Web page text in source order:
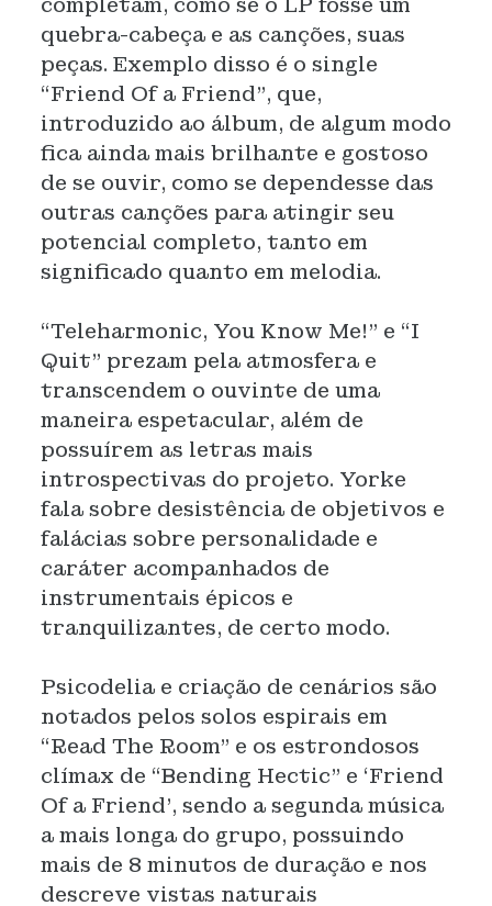
quebra-cabeça e as canções, suas
peças. Exemplo disso é o single
“Friend Of a Friend”, que,
introduzido ao álbum, de algum modo
fica ainda mais brilhante e gostoso
de se ouvir, como se dependesse das
outras canções para atingir seu
potencial completo, tanto em
significado quanto em melodia.
“Teleharmonic, You Know Me!” e “I
Quit” prezam pela atmosfera e
transcendem o ouvinte de uma
maneira espetacular, além de
possuírem as letras mais
introspectivas do projeto. Yorke
fala sobre desistência de objetivos e
falácias sobre personalidade e
caráter acompanhados de
instrumentais épicos e
tranquilizantes, de certo modo.
Psicodelia e criação de cenários são
notados pelos solos espirais em
“Read The Room” e os estrondosos
clímax de “Bending Hectic” e ‘Friend
Of a Friend’, sendo a segunda música
a mais longa do grupo, possuindo
mais de 8 minutos de duração e nos
descreve vistas naturais